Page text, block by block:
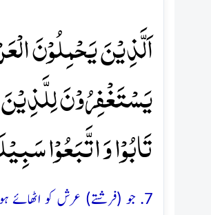
اَلَّذِیۡنَ یَحۡمِلُوۡنَ
یَسۡتَغۡفِرُوۡنَ
تَابُوۡا وَ اتَّبَعُوۡا
7. جو (فرشتے) عرش کو